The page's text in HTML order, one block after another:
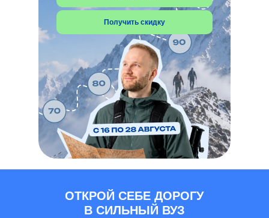
Получить скидку
ОТКРОЙ СЕБЕ ДОРОГУ
В СИЛЬНЫЙ ВУЗ
ПОЧЕМУ
ПРОФИМАТИКА?
172 124+
учеников прошли наши
курсы